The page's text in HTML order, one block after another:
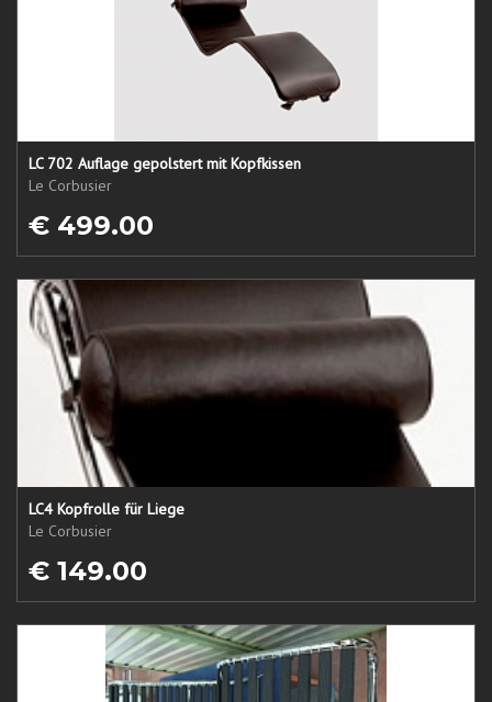
LC 702 Auflage gepolstert mit Kopfkissen
Le Corbusier
€ 499.00
LC4 Kopfrolle für Liege
Le Corbusier
€ 149.00